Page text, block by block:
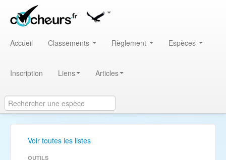
Accueil Classements Règlement Espèces
Inscription Liens Articles
Voir toutes les listes
OUTILS